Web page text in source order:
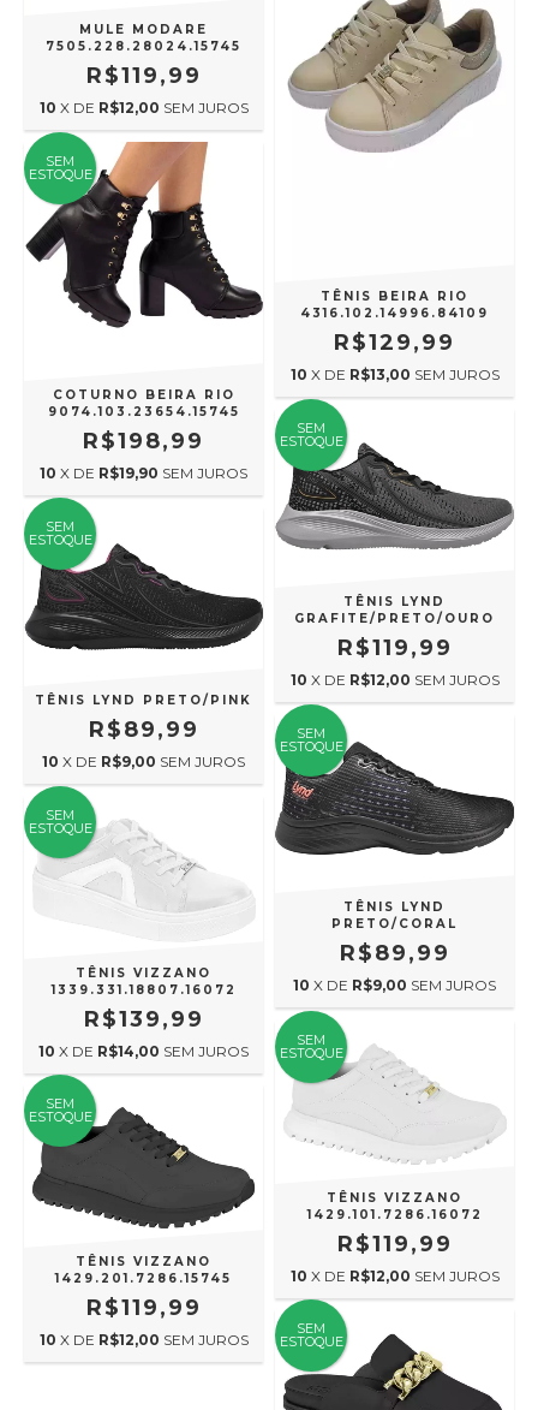
MULE MODARE
7505.228.28024.15745
R$119,99
10 X DE R$12,00 SEM JUROS
TÊNIS BEIRA RIO
4316.102.14996.84109
R$129,99
10 X DE R$13,00 SEM JUROS
SEM
ESTOQUE
COTURNO BEIRA RIO
9074.103.23654.15745
R$198,99
10 X DE R$19,90 SEM JUROS
SEM
ESTOQUE
TÊNIS LYND
GRAFITE/PRETO/OURO
R$119,99
10 X DE R$12,00 SEM JUROS
SEM
ESTOQUE
TÊNIS LYND PRETO/PINK
R$89,99
10 X DE R$9,00 SEM JUROS
SEM
ESTOQUE
TÊNIS LYND
PRETO/CORAL
R$89,99
10 X DE R$9,00 SEM JUROS
SEM
ESTOQUE
TÊNIS VIZZANO
1339.331.18807.16072
R$139,99
10 X DE R$14,00 SEM JUROS
SEM
ESTOQUE
TÊNIS VIZZANO
1429.101.7286.16072
R$119,99
10 X DE R$12,00 SEM JUROS
SEM
ESTOQUE
TÊNIS VIZZANO
1429.201.7286.15745
R$119,99
10 X DE R$12,00 SEM JUROS
SEM
ESTOQUE